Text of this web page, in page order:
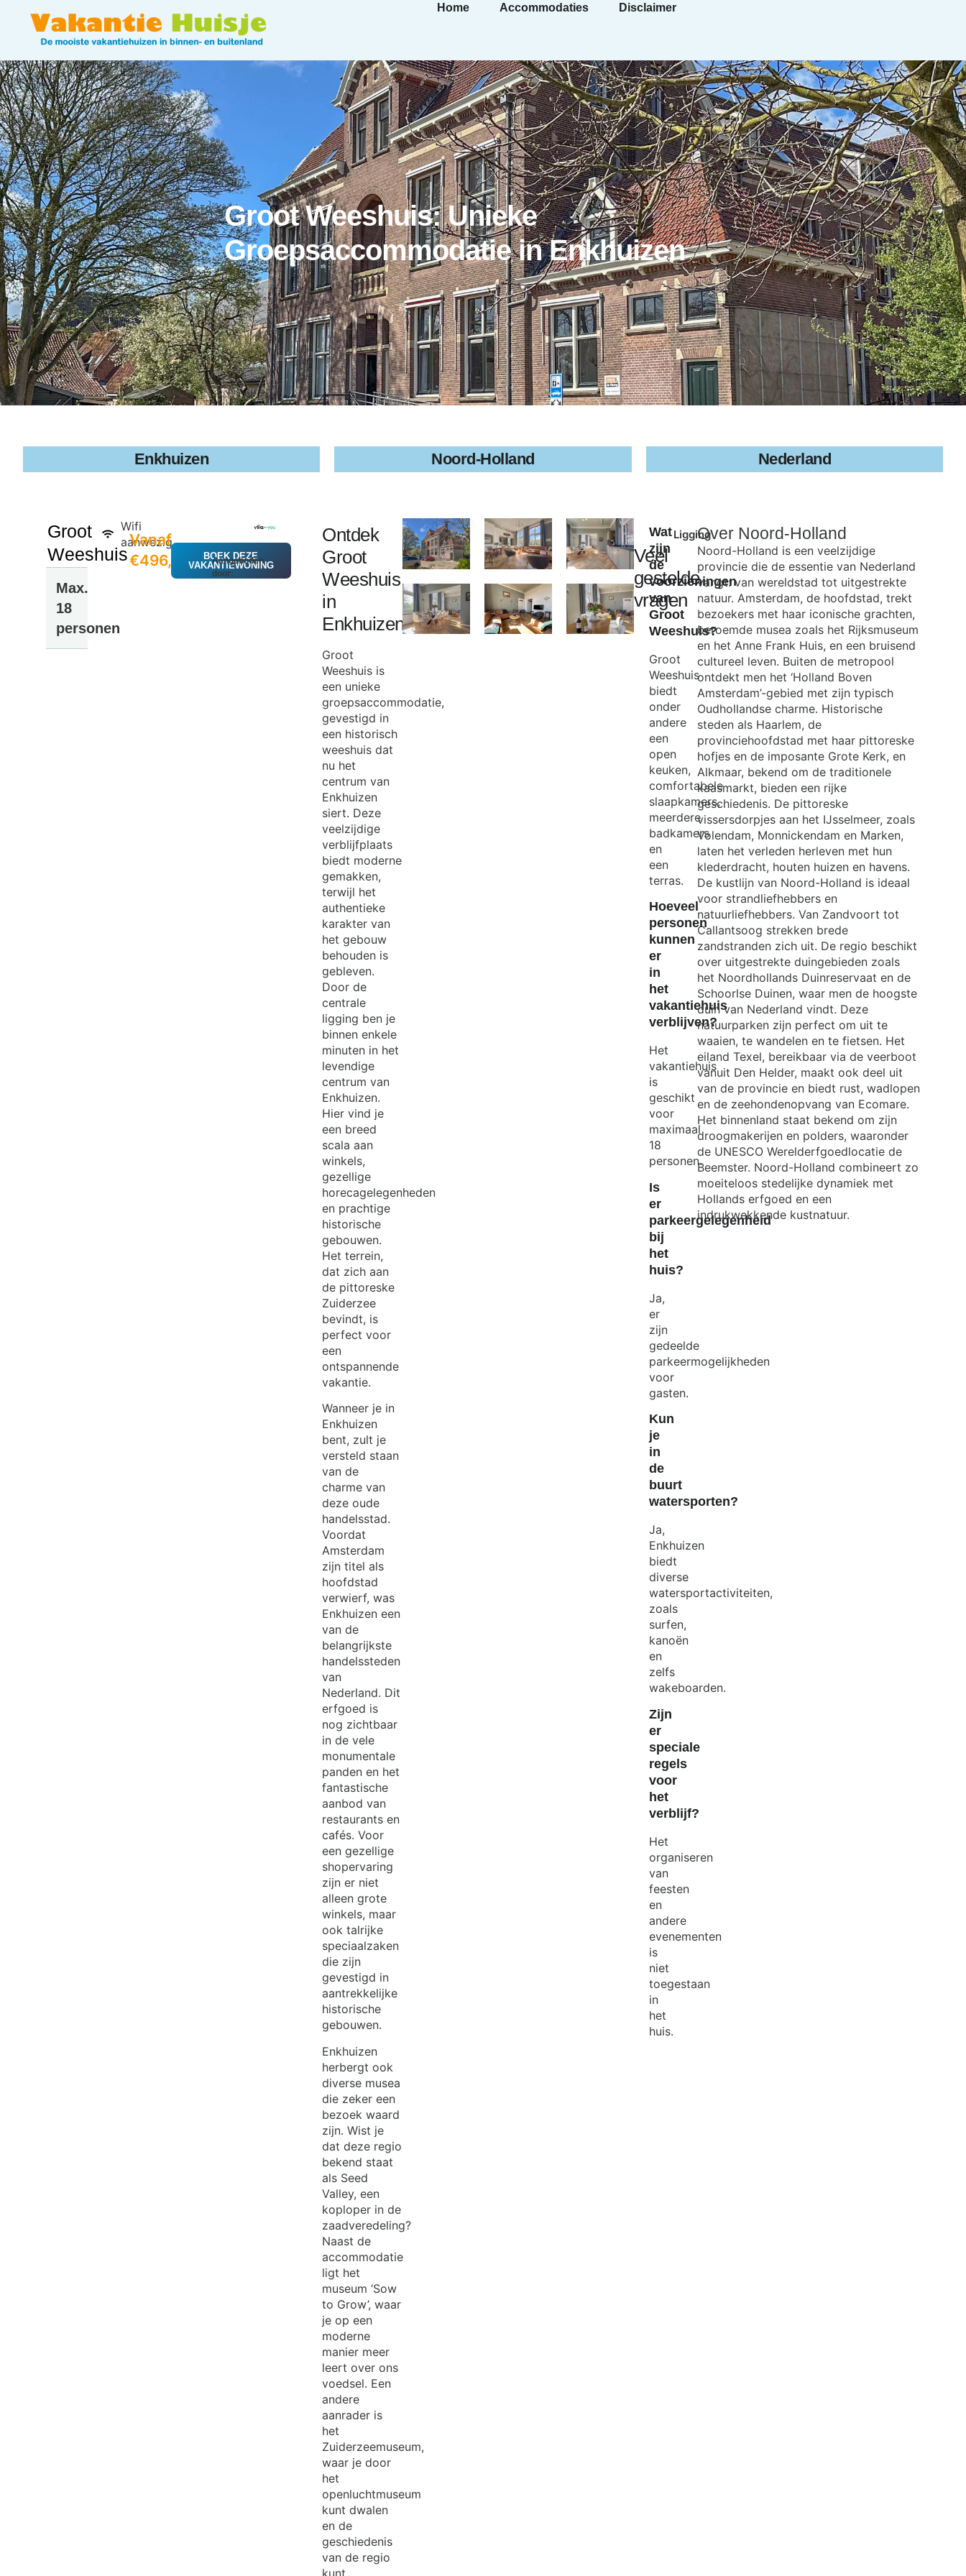
Home Accommodaties Disclaimer
Groot Weeshuis: Unieke
Groepsaccommodatie in Enkhuizen
Enkhuizen Noord-Holland Nederland
Groot
Weeshuis
Max.
18
personen
Wifi
aanwezig
Vanaf
€496,86
BOEK DEZE
VAKANTIEWONING
Aangeboden
door:
Ontdek
Groot
Weeshuis
in
Enkhuizen
Groot
Weeshuis is
een unieke
groepsaccommodatie,
gevestigd in
een historisch
weeshuis dat
nu het
centrum van
Enkhuizen
siert. Deze
veelzijdige
verblijfplaats
biedt moderne
gemakken,
terwijl het
authentieke
karakter van
het gebouw
behouden is
gebleven.
Door de
centrale
ligging ben je
binnen enkele
minuten in het
levendige
centrum van
Enkhuizen.
Hier vind je
een breed
scala aan
winkels,
gezellige
horecagelegenheden
en prachtige
historische
gebouwen.
Het terrein,
dat zich aan
de pittoreske
Zuiderzee
bevindt, is
perfect voor
een
ontspannende
vakantie.
Wanneer je in
Enkhuizen
bent, zult je
versteld staan
van de
charme van
deze oude
handelsstad.
Voordat
Amsterdam
zijn titel als
hoofdstad
verwierf, was
Enkhuizen een
van de
belangrijkste
handelssteden
van
Nederland. Dit
erfgoed is
nog zichtbaar
in de vele
monumentale
panden en het
fantastische
aanbod van
restaurants en
cafés. Voor
een gezellige
shopervaring
zijn er niet
alleen grote
winkels, maar
ook talrijke
speciaalzaken
die zijn
gevestigd in
aantrekkelijke
historische
gebouwen.
Enkhuizen
herbergt ook
diverse musea
die zeker een
bezoek waard
zijn. Wist je
dat deze regio
bekend staat
als Seed
Valley, een
koploper in de
zaadveredeling?
Naast de
accommodatie
ligt het
museum ‘Sow
to Grow’, waar
je op een
moderne
manier meer
leert over ons
voedsel. Een
andere
aanrader is
het
Zuiderzeemuseum,
waar je door
het
openluchtmuseum
kunt dwalen
en de
geschiedenis
van de regio
kunt
Veel
gestelde
vragen
Wat
zijn
de
voorzieningen
van
Groot
Weeshuis?
Groot
Weeshuis
biedt
onder
andere
een
open
keuken,
comfortabele
slaapkamers,
meerdere
badkamers
en
een
terras.
Hoeveel
personen
kunnen
er
in
het
vakantiehuis
verblijven?
Het
vakantiehuis
is
geschikt
voor
maximaal
18
personen.
Is
er
parkeergelegenheid
bij
het
huis?
Ja,
er
zijn
gedeelde
parkeermogelijkheden
voor
gasten.
Kun
je
in
de
buurt
watersporten?
Ja,
Enkhuizen
biedt
diverse
watersportactiviteiten,
zoals
surfen,
kanoën
en
zelfs
wakeboarden.
Zijn
er
speciale
regels
voor
het
verblijf?
Het
organiseren
van
feesten
en
andere
evenementen
is
niet
toegestaan
in
het
huis.
Ligging
Exit map
Over Noord-Holland
Noord-Holland is een veelzijdige
provincie die de essentie van Nederland
vangt: van wereldstad tot uitgestrekte
natuur. Amsterdam, de hoofdstad, trekt
bezoekers met haar iconische grachten,
beroemde musea zoals het Rijksmuseum
en het Anne Frank Huis, en een bruisend
cultureel leven. Buiten de metropool
ontdekt men het ‘Holland Boven
Amsterdam’-gebied met zijn typisch
Oudhollandse charme. Historische
steden als Haarlem, de
provinciehoofdstad met haar pittoreske
hofjes en de imposante Grote Kerk, en
Alkmaar, bekend om de traditionele
kaasmarkt, bieden een rijke
geschiedenis. De pittoreske
vissersdorpjes aan het IJsselmeer, zoals
Volendam, Monnickendam en Marken,
laten het verleden herleven met hun
klederdracht, houten huizen en havens.
De kustlijn van Noord-Holland is ideaal
voor strandliefhebbers en
natuurliefhebbers. Van Zandvoort tot
Callantsoog strekken brede
zandstranden zich uit. De regio beschikt
over uitgestrekte duingebieden zoals
het Noordhollands Duinreservaat en de
Schoorlse Duinen, waar men de hoogste
duin van Nederland vindt. Deze
natuurparken zijn perfect om uit te
waaien, te wandelen en te fietsen. Het
eiland Texel, bereikbaar via de veerboot
vanuit Den Helder, maakt ook deel uit
van de provincie en biedt rust, wadlopen
en de zeehondenopvang van Ecomare.
Het binnenland staat bekend om zijn
droogmakerijen en polders, waaronder
de UNESCO Werelderfgoedlocatie de
Beemster. Noord-Holland combineert zo
moeiteloos stedelijke dynamiek met
Hollands erfgoed en een
indrukwekkende kustnatuur.